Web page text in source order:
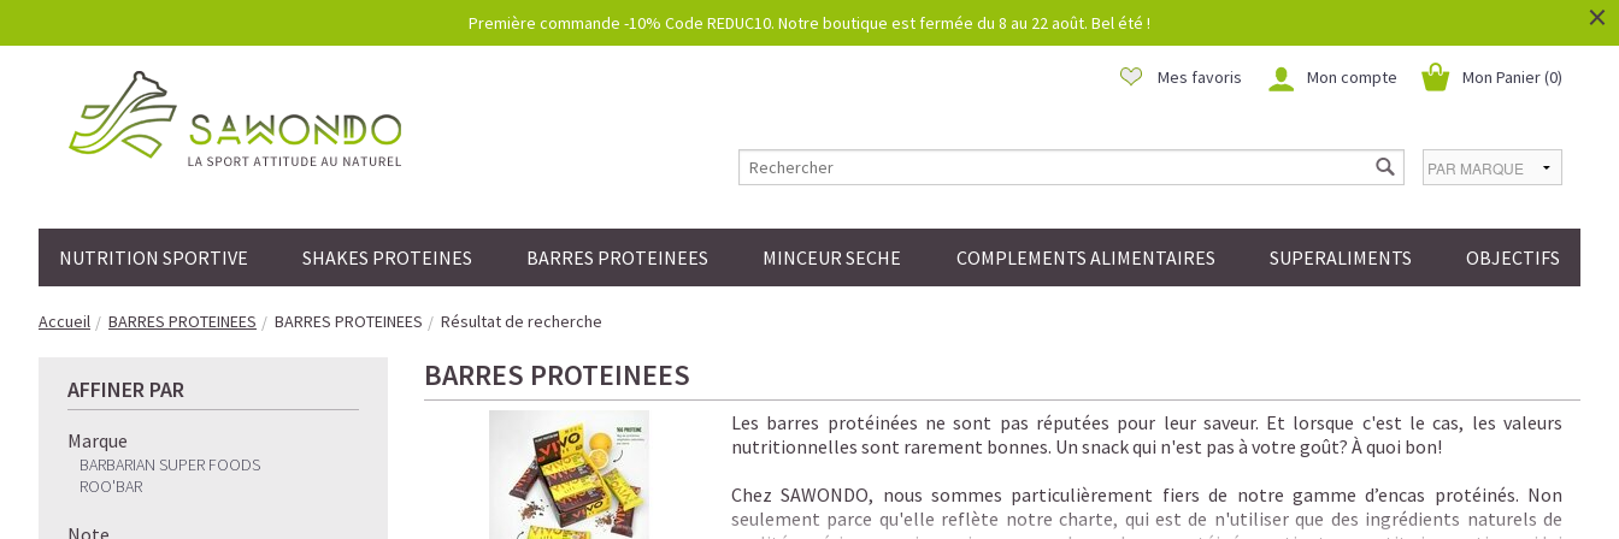
Première commande -10% Code REDUC10. Notre boutique est fermée du 8 au 22 août. Bel été ! ×
Mon Panier (0)
Mon compte
Mes favoris
NUTRITION SPORTIVE SHAKES PROTEINES BARRES PROTEINEES MINCEUR SECHE COMPLEMENTS ALIMENTAIRES SUPERALIMENTS OBJECTIFS
Accueil BARRES PROTEINEES BARRES PROTEINEES Résultat de recherche
AFFINER PAR
Marque
BARBARIAN SUPER FOODS
ROO'BAR
Note
BARRES PROTEINEES
Les barres protéinées ne sont pas réputées pour leur saveur. Et lorsque c'est le cas, les valeurs
nutritionnelles sont rarement bonnes. Un snack qui n'est pas à votre goût? À quoi bon!
Chez SAWONDO, nous sommes particulièrement fiers de notre gamme d’encas protéinés. Non
seulement parce qu'elle reflète notre charte, qui est de n'utiliser que des ingrédients naturels de